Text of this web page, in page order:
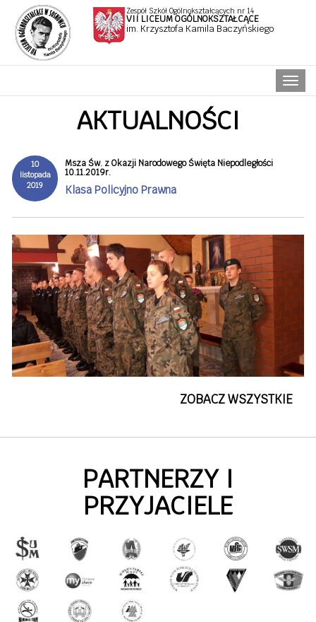
Zespół Szkół Ogólnokształcących nr 14
VII LICEUM OGÓLNOKSZTAŁCĄCE
im. Krzysztofa Kamila Baczyńskiego
AKTUALNOŚCI
10
listopada
2019
Msza Św. z Okazji Narodowego Święta Niepodległości
10.11.2019r.
Klasa Policyjno Prawna
ZOBACZ WSZYSTKIE
PARTNERZY I
PRZYJACIELE